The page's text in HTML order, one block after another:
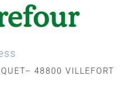
48800 VILLEFORT